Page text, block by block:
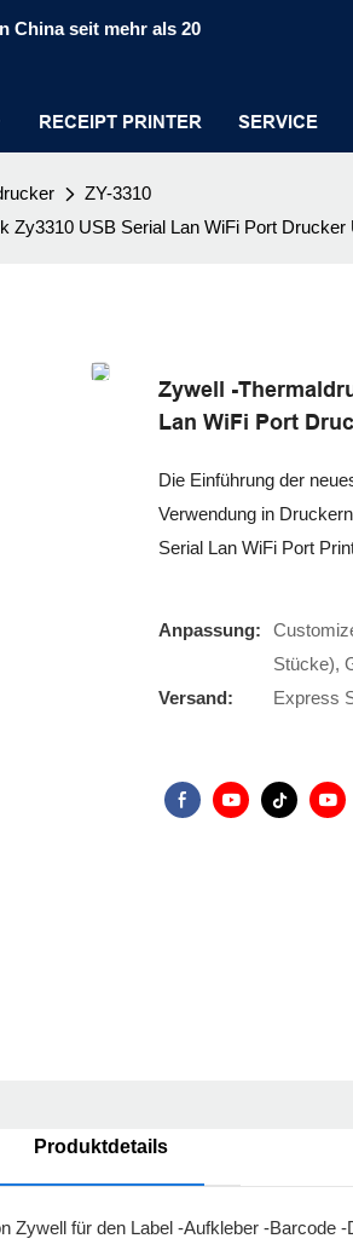
China seit mehr als 20
RECEIPT PRINTER SERVICE
ZY-3310
USB Serial Lan WiFi Port
Zywell -
Lan WiFi Port
Die Einführung der
Verwendung in
Serial Lan WiFi Port
Anpassung:
Stücke),
Versand:
Express
Produktdetails
Zywell für den Label -Aufkleber -Barcode